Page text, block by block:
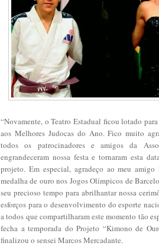
“Novamente, o Teatro Estadual ficou lotado
aos Melhores Judocas do Ano. Fico muito
todos os patrocinadores e amigos da
engrandeceram nossa festa e tornaram esta
projeto. Em especial, agradeço ao meu amigo
medalha de ouro nos Jogos Olímpicos de
seu precioso tempo para abrilhantar nossa
esforços para o desenvolvimento do esporte
a todos que compartilharam este momento tão
fecha a temporada do Projeto “Kimono de
finalizou o sensei Marcos Mercadante.